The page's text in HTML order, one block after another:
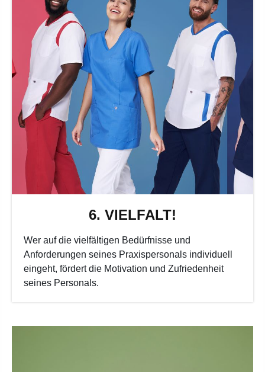
6. VIELFALT!
Wer auf die vielfältigen Bedürfnisse und
Anforderungen seines Praxispersonals individuell
eingeht, fördert die Motivation und Zufriedenheit
seines Personals.